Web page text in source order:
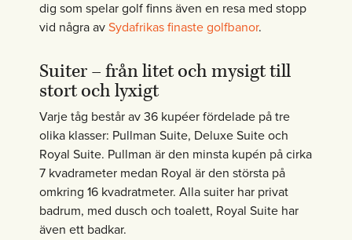
dig som spelar golf finns även en resa med stopp
vid några avSydafrikas finaste golfbanor.
Suiter – från litet och mysigt till
stort och lyxigt
Varje tåg består av 36 kupéer fördelade på tre
olika klasser: Pullman Suite, Deluxe Suite och
Royal Suite. Pullman är den minsta kupén på cirka
7 kvadrameter medan Royal är den största på
omkring 16 kvadratmeter. Alla suiter har privat
badrum, med dusch och toalett, Royal Suite har
även ett badkar.